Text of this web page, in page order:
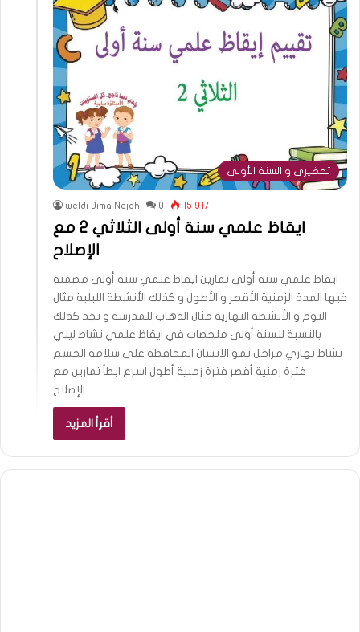
تحضيري و السنة الأولى
weldi Dima Nejeh 0 15 917
ايقاظ علمي سنة أولى الثلاثي 2 مع
الإصلاح
ايقاظ علمي سنة أولى تمارين ايقاظ علمي سنة أولى مضمنة
فيها المدة الزمنية الأقصر و الأطول و كذلك الأنشطة الليلية مثال
النوم و الأنشطة النهارية مثال الذهاب للمدرسة و نجد كذلك
بالنسبة للسنة أولى ملخصات في ايقاظ علمي نشاط ليلي
نشاط نهاري مراحل نمو الانسان المحافظة على سلامة الجسم
فترة زمنية أقصر فترة زمنية أطول اسرع ابطأ تمارين مع
أقرأ المزيد